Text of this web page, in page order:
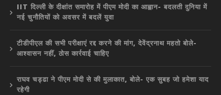
IIT दिल्ली के दीक्षांत समारोह में पीएम मोदी का आह्वान- बदलती दुनिया में
नई चुनौतियों को अवसर में बदलें युवा
टीडीपीएल की सभी परीक्षाएं रद्द करने की मांग, देवेंद्रनाथ महतो बोले-
आश्वासन नहीं, ठोस कार्रवाई चाहिए
राघव चड्ढा ने पीएम मोदी से की मुलाकात, बोले- एक सुबह जो हमेशा याद
रहेगी